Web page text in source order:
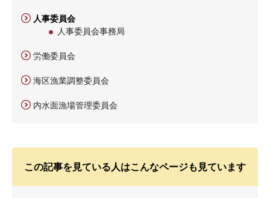
人事委員会
人事委員会事務局
労働委員会
海区漁業調整委員会
内水面漁場管理委員会
この記事を見ている人はこんなページも見ています